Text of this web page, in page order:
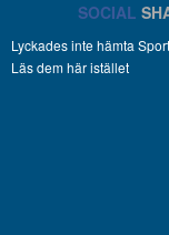
SOCIAL
Lyckades inte hämta
Läs dem här istället